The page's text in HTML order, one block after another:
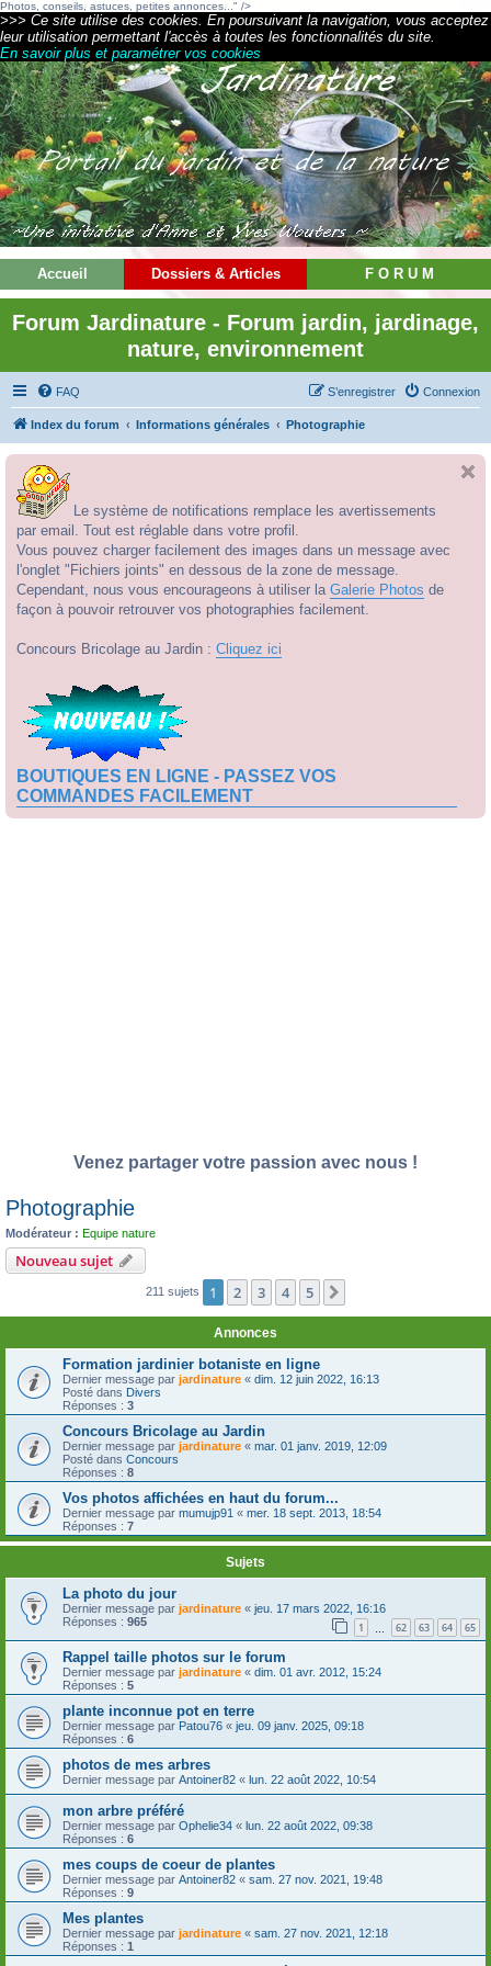
Photos, conseils, astuces, petites annonces..." />
>>> Ce site utilise des cookies. En poursuivant la navigation, vous acceptez
leur utilisation permettant l'accès à toutes les fonctionnalités du site.
En savoir plus et paramétrer vos cookies
Accueil Dossiers & Articles F O R U M
Forum Jardinature - Forum jardin, jardinage,
nature, environnement
FAQ Connexion
S’enregistrer
Index du forum Informations générales Photographie
Le système de notifications remplace les avertissements
par email. Tout est réglable dans votre profil.
Vous pouvez charger facilement des images dans un message avec
l'onglet "Fichiers joints" en dessous de la zone de message.
Cependant, nous vous encourageons à utiliser la Galerie Photos de
façon à pouvoir retrouver vos photographies facilement.
Concours Bricolage au Jardin : Cliquez ici
BOUTIQUES EN LIGNE - PASSEZ VOS
COMMANDES FACILEMENT
Venez partager votre passion avec nous !
Photographie
Modérateur : Equipe nature
Nouveau sujet
211 sujets 1 2 3 4 5
Annonces
Formation jardinier botaniste en ligne
Dernier message par jardinature « dim. 12 juin 2022, 16:13
Posté dans Divers
Réponses : 3
Concours Bricolage au Jardin
Dernier message par jardinature « mar. 01 janv. 2019, 12:09
Posté dans Concours
Réponses : 8
Vos photos affichées en haut du forum...
Dernier message par mumujp91 « mer. 18 sept. 2013, 18:54
Réponses : 7
Sujets
La photo du jour
Dernier message par jardinature « jeu. 17 mars 2022, 16:16
Réponses : 965 1 62 63 64 65
Rappel taille photos sur le forum
Dernier message par jardinature « dim. 01 avr. 2012, 15:24
Réponses : 5
plante inconnue pot en terre
Dernier message par Patou76 « jeu. 09 janv. 2025, 09:18
Réponses : 6
photos de mes arbres
Dernier message par Antoiner82 « lun. 22 août 2022, 10:54
mon arbre préféré
Dernier message par Ophelie34 « lun. 22 août 2022, 09:38
Réponses : 6
mes coups de coeur de plantes
Dernier message par Antoiner82 « sam. 27 nov. 2021, 19:48
Réponses : 9
Mes plantes
Dernier message par jardinature « sam. 27 nov. 2021, 12:18
Réponses : 1